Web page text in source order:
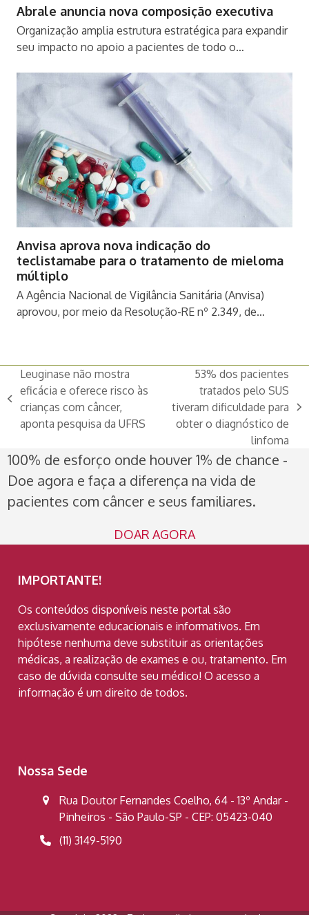
Abrale anuncia nova composição executiva
Organização amplia estrutura estratégica para expandir
seu impacto no apoio a pacientes de todo o…
Anvisa aprova nova indicação do
teclistamabe para o tratamento de mieloma
múltiplo
A Agência Nacional de Vigilância Sanitária (Anvisa)
aprovou, por meio da Resolução-RE nº 2.349, de…
previous
post:
Leuginase não mostra
eficácia e oferece risco às
crianças com câncer,
aponta pesquisa da UFRS
next
post:
53% dos pacientes
tratados pelo SUS
tiveram dificuldade para
obter o diagnóstico de
linfoma
100% de esforço onde houver 1% de chance -
Doe agora e faça a diferença na vida de
pacientes com câncer e seus familiares.
DOAR AGORA
IMPORTANTE!
Os conteúdos disponíveis neste portal são
exclusivamente educacionais e informativos. Em
hipótese nenhuma deve substituir as orientações
médicas, a realização de exames e ou, tratamento. Em
caso de dúvida consulte seu médico! O acesso a
informação é um direito de todos.
Nossa Sede
Rua Doutor Fernandes Coelho, 64 - 13º Andar -
Pinheiros - São Paulo-SP - CEP: 05423-040
(11) 3149-5190